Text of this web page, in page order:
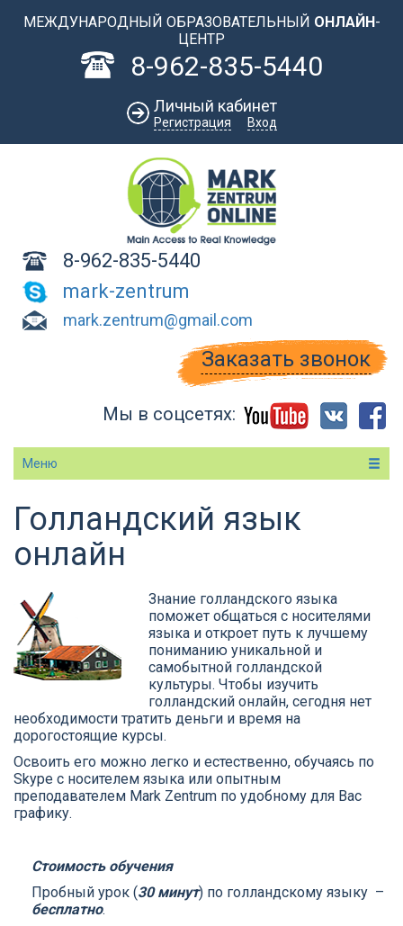
МЕЖДУНАРОДНЫЙ ОБРАЗОВАТЕЛЬНЫЙ ОНЛАЙН-
ЦЕНТР
8-962-835-5440
Личный кабинет
Регистрация Вход
8-962-835-5440
mark-zentrum
mark.zentrum@gmail.com
Заказать звонок
Мы в соцсетях:
Меню
Вы здесь
Голландский язык
онлайн
Знание голландского языка
поможет общаться с носителями
языка и откроет путь к лучшему
пониманию уникальной и
самобытной голландской
культуры. Чтобы изучить
голландский онлайн, сегодня нет
необходимости тратить деньги и время на
дорогостоящие курсы.
Освоить его можно легко и естественно, обучаясь по
Skype с носителем языка или опытным
преподавателем Mark Zentrum по удобному для Вас
графику.
Стоимость обучения
Пробный урок (30 минут) по голландскому языку –
бесплатно.